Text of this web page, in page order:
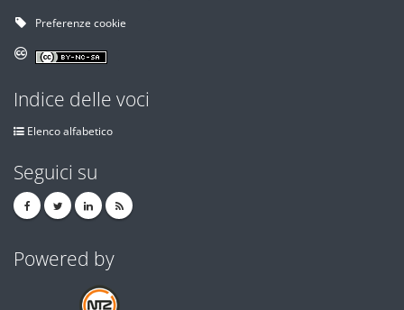
Preferenze cookie
Indice delle voci
Elenco alfabetico
Seguici su
Powered by